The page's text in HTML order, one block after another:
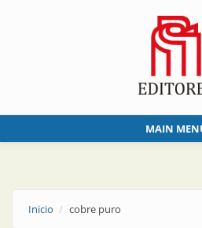
MAIN
Inicio cobre puro